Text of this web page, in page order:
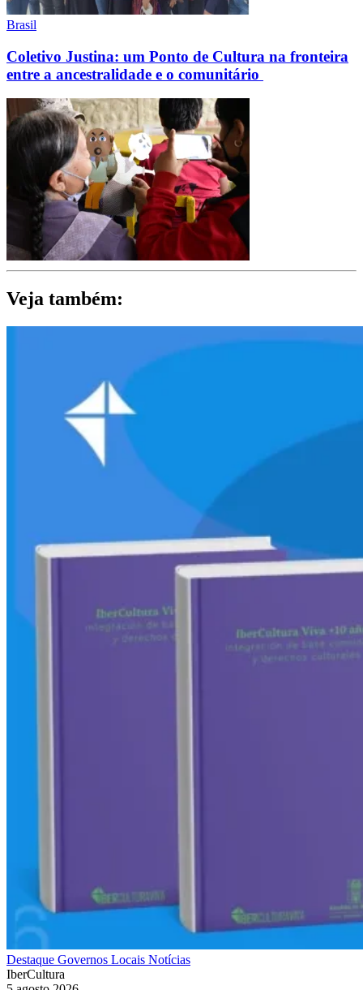
Brasil
Coletivo Justina: um Ponto de Cultura na fronteira
entre a ancestralidade e o comunitário
Veja também:
Destaque Governos Locais Notícias
IberCultura